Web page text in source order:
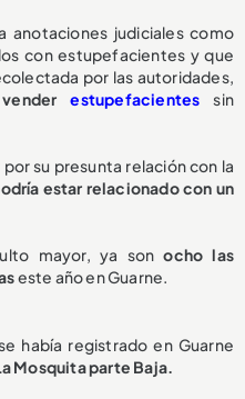
anotaciones judiciales como
con estupefacientes y que
por las autoridades,
venderestupefacientes sin
su presunta relación con la
estar relacionado con un
mayor, ya sonocho las
este año en Guarne.
había registrado en Guarne
Mosquita parte Baja.